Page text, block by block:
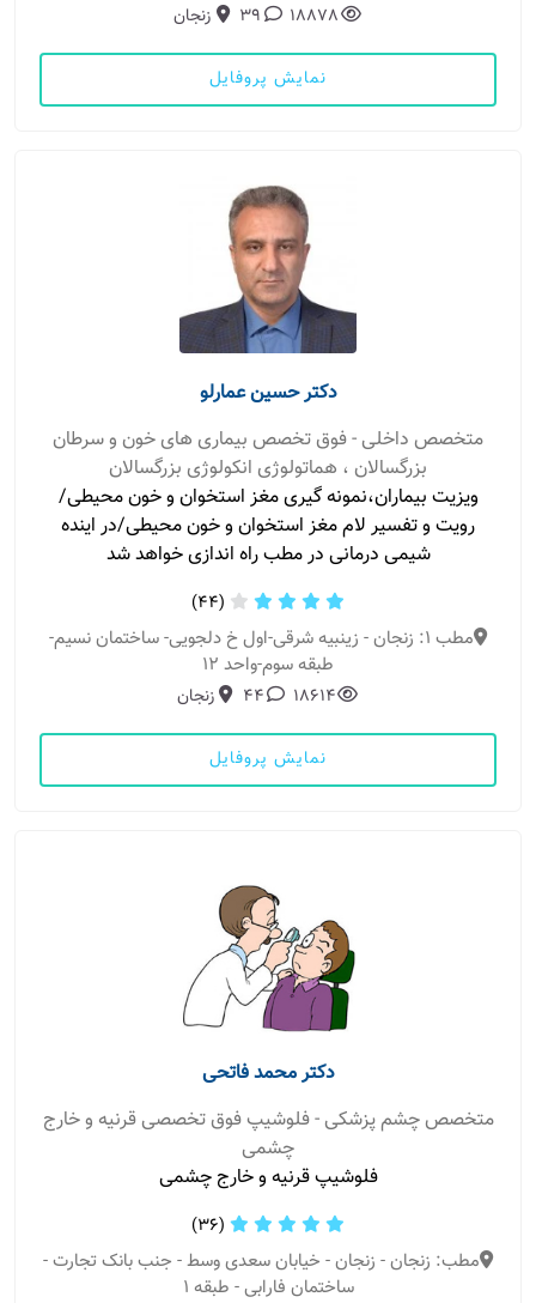
18878
39 زنجان
نمایش پروفایل
دکتر حسین عمارلو
متخصص داخلی - فوق تخصص بیماری های خون و سرطان
بزرگسالان ، هماتولوژی انکولوژی بزرگسالان
ویزیت بیماران،نمونه گیری مغز استخوان و خون محیطی/
رویت و تفسیر لام مغز استخوان و خون محیطی/در اینده
شیمی درمانی در مطب راه اندازی خواهد شد
(44)
مطب 1: زنجان - زینبیه شرقی-اول خ دلجویی- ساختمان نسیم-
طبقه سوم-واحد ۱۲
18614
44 زنجان
نمایش پروفایل
دکتر محمد فاتحی
متخصص چشم پزشکی - فلوشیپ فوق تخصصی قرنیه و خارج
چشمی
فلوشیپ قرنیه و خارج چشمی
(36)
مطب: زنجان - زنجان - خیابان سعدی وسط - جنب بانک تجارت -
ساختمان فارابی - طبقه 1